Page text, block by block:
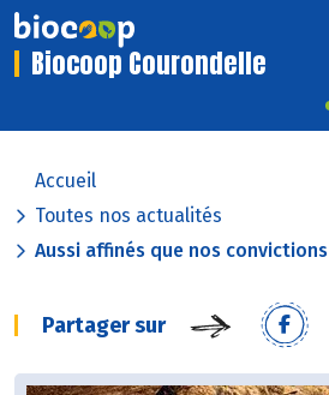
Biocoop Courondelle
Accueil
Toutes nos actualités
Aussi affinés que nos convictions
Partager sur